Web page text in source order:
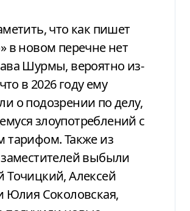
что как пишет
в новом перечне нет
Шурмы, вероятно из-
в 2026 году ему
о подозрении по делу,
злоупотреблений с
тарифом. Также из
заместителей выбыли
Точицкий, Алексей
Юлия Соколовская,